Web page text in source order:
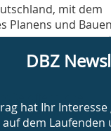
mit dem
Planens und
öffentliche
in der BIM-
DBZ
dem Laufenden